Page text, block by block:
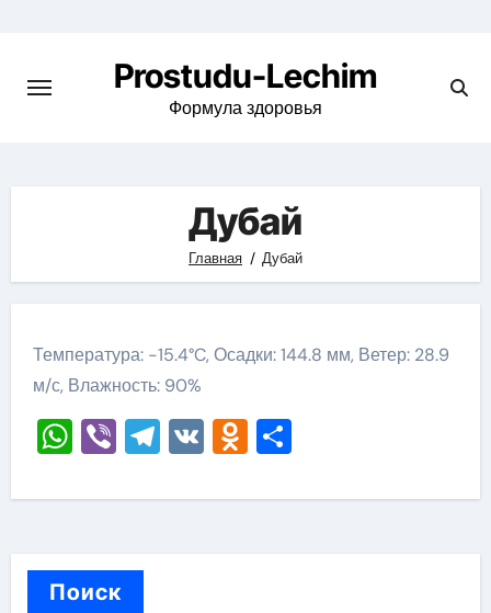
содержимому
Prostudu-Lechim
Формула здоровья
Дубай
Главная Дубай
Температура: -15.4°C, Осадки: 144.8 мм, Ветер: 28.9
м/с, Влажность: 90%
WhatsApp
ViberTelegram
VKOdnoklassniki
Отправить
Поиск